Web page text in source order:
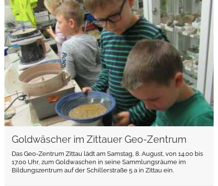
Goldwäscher im Zittauer Geo-Zentrum
Das Geo-Zentrum Zittau lädt am Samstag, 8. August, von 14.00 bis
17.00 Uhr, zum Goldwaschen in seine Sammlungsräume im
Bildungszentrum auf der Schillerstraße 5 a in Zittau ein.
weiterlesen